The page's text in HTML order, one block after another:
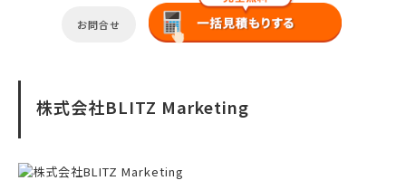
お問合せ
株式会社BLITZ Marketing